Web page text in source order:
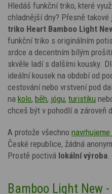
Hledáš funkční triko, které
chladnější dny? Přesně takové
triko Heart Bamboo Light
funkční triko s originálním
srdce a decentním bílým
skvěle ladí s dalšími kousky.
ideální kousek na období od
cestování nebo vrstvení pod
na kolo, běh, jógu, turistiku
chceš být v pohodlí a zároveň
A protože všechno
České republice, žádná
Prostě poctivá lokální výroba
Bamboo Light New